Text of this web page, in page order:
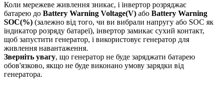
Коли мережеве живлення зникає, і інвертор розряджає
батарею до Battery Warning Voltage(V) або Battery Warning
SOC(%) (залежно від того, чи ви вибрали напругу або SOC як
індикатор розряду батареї), інвертор замикає сухий контакт,
щоб запустити генератор, і використовує генератор для
живлення навантаження.
Зверніть увагу, що генератор не буде заряджати батарею
обов'язково, якщо не буде виконано умову зарядки від
генератора.